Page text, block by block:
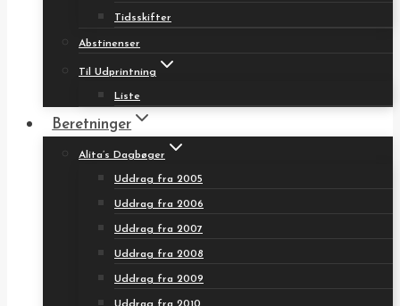
Tidsskifter
Abstinenser
Til Udprintning
Liste
Beretninger
Alita’s Dagbøger
Uddrag fra 2005
Uddrag fra 2006
Uddrag fra 2007
Uddrag fra 2008
Uddrag fra 2009